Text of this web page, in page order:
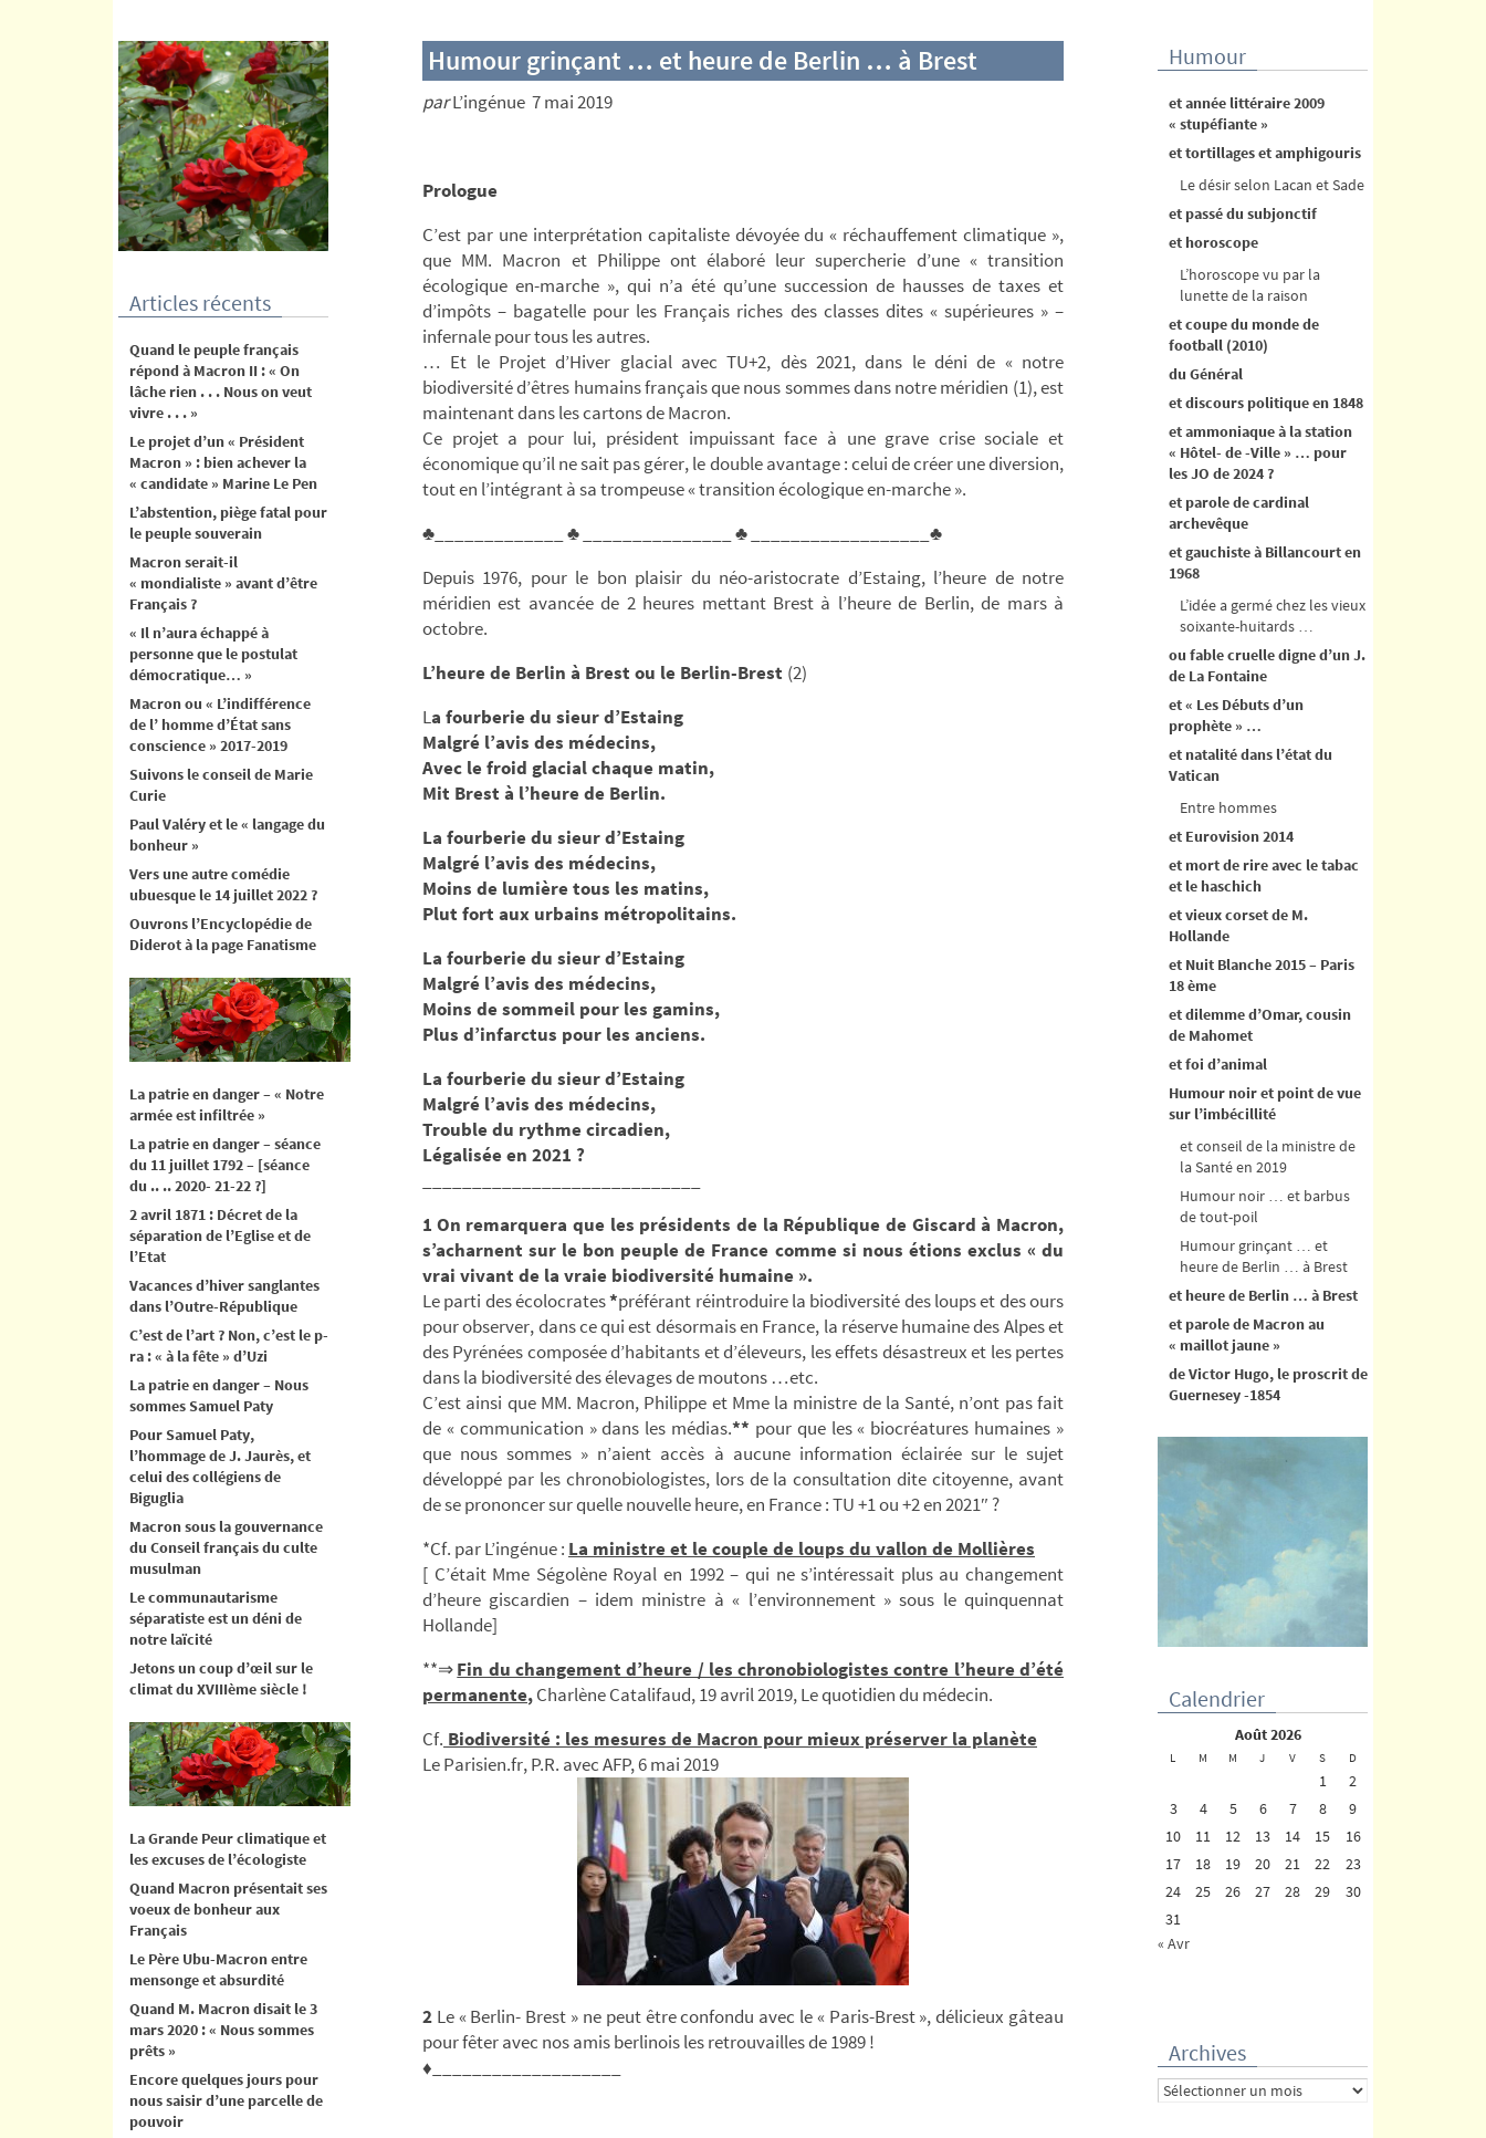
Humour grinçant … et heure de Berlin … à Brest
parL’ingénue 7 mai 2019
Prologue
C’est par une interprétation capitaliste dévoyée du « réchauffement climatique »,
que MM. Macron et Philippe ont élaboré leur supercherie d’une « transition
écologique en-marche », qui n’a été qu’une succession de hausses de taxes et
d’impôts – bagatelle pour les Français riches des classes dites « supérieures » –
infernale pour tous les autres.
… Et le Projet d’Hiver glacial avec TU+2, dès 2021, dans le déni de « notre
biodiversité d’êtres humains français que nous sommes dans notre méridien (1), est
maintenant dans les cartons de Macron.
Ce projet a pour lui, président impuissant face à une grave crise sociale et
économique qu’il ne sait pas gérer, le double avantage : celui de créer une diversion,
tout en l’intégrant à sa trompeuse « transition écologique en-marche ».
♣_____________ ♣ _______________ ♣ __________________♣
Depuis 1976, pour le bon plaisir du néo-aristocrate d’Estaing, l’heure de notre
méridien est avancée de 2 heures mettant Brest à l’heure de Berlin, de mars à
octobre.
L’heure de Berlin à Brest ou le Berlin-Brest (2)
La fourberie du sieur d’Estaing
Malgré l’avis des médecins,
Avec le froid glacial chaque matin,
Mit Brest à l’heure de Berlin.
La fourberie du sieur d’Estaing
Malgré l’avis des médecins,
Moins de lumière tous les matins,
Plut fort aux urbains métropolitains.
La fourberie du sieur d’Estaing
Malgré l’avis des médecins,
Moins de sommeil pour les gamins,
Plus d’infarctus pour les anciens.
La fourberie du sieur d’Estaing
Malgré l’avis des médecins,
Trouble du rythme circadien,
Légalisée en 2021 ?
1 On remarquera que les présidents de la République de Giscard à Macron,
s’acharnent sur le bon peuple de France comme si nous étions exclus « du
vrai vivant de la vraie biodiversité humaine ».
Le parti des écolocrates*préférant réintroduire la biodiversité des loups et des ours
pour observer, dans ce qui est désormais en France, la réserve humaine des Alpes et
des Pyrénées composée d’habitants et d’éleveurs, les effets désastreux et les pertes
dans la biodiversité des élevages de moutons …etc.
C’est ainsi que MM. Macron, Philippe et Mme la ministre de la Santé, n’ont pas fait
de « communication » dans les médias.** pour que les « biocréatures humaines »
que nous sommes » n’aient accès à aucune information éclairée sur le sujet
développé par les chronobiologistes, lors de la consultation dite citoyenne, avant
de se prononcer sur quelle nouvelle heure, en France : TU +1 ou +2 en 2021″ ?
*Cf. par L’ingénue : La ministre et le couple de loups du vallon de Mollières
[ C’était Mme Ségolène Royal en 1992 – qui ne s’intéressait plus au changement
d’heure giscardien – idem ministre à « l’environnement » sous le quinquennat
Hollande]
**⇒Fin du changement d’heure / les chronobiologistes contre l’heure d’été
permanente,Charlène Catalifaud, 19 avril 2019, Le quotidien du médecin.
Cf. Biodiversité : les mesures de Macron pour mieux préserver la planète
Le Parisien.fr, P.R. avec AFP, 6 mai 2019
2 Le « Berlin- Brest » ne peut être confondu avec le « Paris-Brest », délicieux gâteau
pour fêter avec nos amis berlinois les retrouvailles de 1989 !
♦___________________
Articles récents
Quand le peuple français
répond à Macron II : « On
lâche rien . . . Nous on veut
vivre . . . »
Le projet d’un « Président
Macron » : bien achever la
« candidate » Marine Le Pen
L’abstention, piège fatal pour
le peuple souverain
Macron serait-il
« mondialiste » avant d’être
Français ?
« Il n’aura échappé à
personne que le postulat
démocratique… »
Macron ou « L’indifférence
de l’ homme d’État sans
conscience » 2017-2019
Suivons le conseil de Marie
Curie
Paul Valéry et le « langage du
bonheur »
Vers une autre comédie
ubuesque le 14 juillet 2022 ?
Ouvrons l’Encyclopédie de
Diderot à la page Fanatisme
La patrie en danger – « Notre
armée est infiltrée »
La patrie en danger – séance
du 11 juillet 1792 – [séance
du .. .. 2020- 21-22 ?]
2 avril 1871 : Décret de la
séparation de l’Eglise et de
l’Etat
Vacances d’hiver sanglantes
dans l’Outre-République
C’est de l’art ? Non, c’est le p-
ra : « à la fête » d’Uzi
La patrie en danger – Nous
sommes Samuel Paty
Pour Samuel Paty,
l’hommage de J. Jaurès, et
celui des collégiens de
Biguglia
Macron sous la gouvernance
du Conseil français du culte
musulman
Le communautarisme
séparatiste est un déni de
notre laïcité
Jetons un coup d’œil sur le
climat du XVIIIème siècle !
La Grande Peur climatique et
les excuses de l’écologiste
Quand Macron présentait ses
voeux de bonheur aux
Français
Le Père Ubu-Macron entre
mensonge et absurdité
Quand M. Macron disait le 3
mars 2020 : « Nous sommes
prêts »
Encore quelques jours pour
nous saisir d’une parcelle de
pouvoir
Humour
et année littéraire 2009
« stupéfiante »
et tortillages et amphigouris
Le désir selon Lacan et Sade
et passé du subjonctif
et horoscope
L’horoscope vu par la
lunette de la raison
et coupe du monde de
football (2010)
du Général
et discours politique en 1848
et ammoniaque à la station
« Hôtel- de -Ville » … pour
les JO de 2024 ?
et parole de cardinal
archevêque
et gauchiste à Billancourt en
1968
L’idée a germé chez les vieux
soixante-huitards …
ou fable cruelle digne d’un J.
de La Fontaine
et « Les Débuts d’un
prophète » …
et natalité dans l’état du
Vatican
Entre hommes
et Eurovision 2014
et mort de rire avec le tabac
et le haschich
et vieux corset de M.
Hollande
et Nuit Blanche 2015 – Paris
18 ème
et dilemme d’Omar, cousin
de Mahomet
et foi d’animal
Humour noir et point de vue
sur l’imbécillité
et conseil de la ministre de
la Santé en 2019
Humour noir … et barbus
de tout-poil
Humour grinçant … et
heure de Berlin … à Brest
et heure de Berlin … à Brest
et parole de Macron au
« maillot jaune »
de Victor Hugo, le proscrit de
Guernesey -1854
Calendrier
août 2026
L M M J V S D
1
2
3
4 5 6 7 8
9
10
11 12 13 14 15
16
17
18 19 20 21 22
23
24
25 26 27 28 29
30
31
« Avr
Archives
Archives